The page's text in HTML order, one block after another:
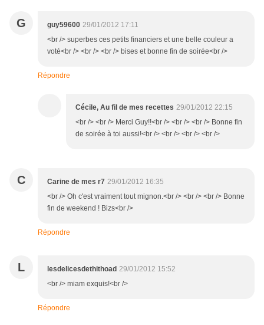
G guy59600 29/01/2012 17:11
<br /> superbes ces petits financiers et une belle couleur a
voté<br /> <br /> <br /> bises et bonne fin de soirée<br />
Répondre
Cécile, Au fil de mes recettes 29/01/2012 22:15
<br /> <br /> Merci Guy!!<br /> <br /> <br /> Bonne fin
de soirée à toi aussi!<br /> <br /> <br /> <br />
C Carine de mes r7 29/01/2012 16:35
<br /> Oh c'est vraiment tout mignon.<br /> <br /> <br /> Bonne
fin de weekend ! Bizs<br />
Répondre
L lesdelicesdethithoad 29/01/2012 15:52
<br /> miam exquis!<br />
Répondre